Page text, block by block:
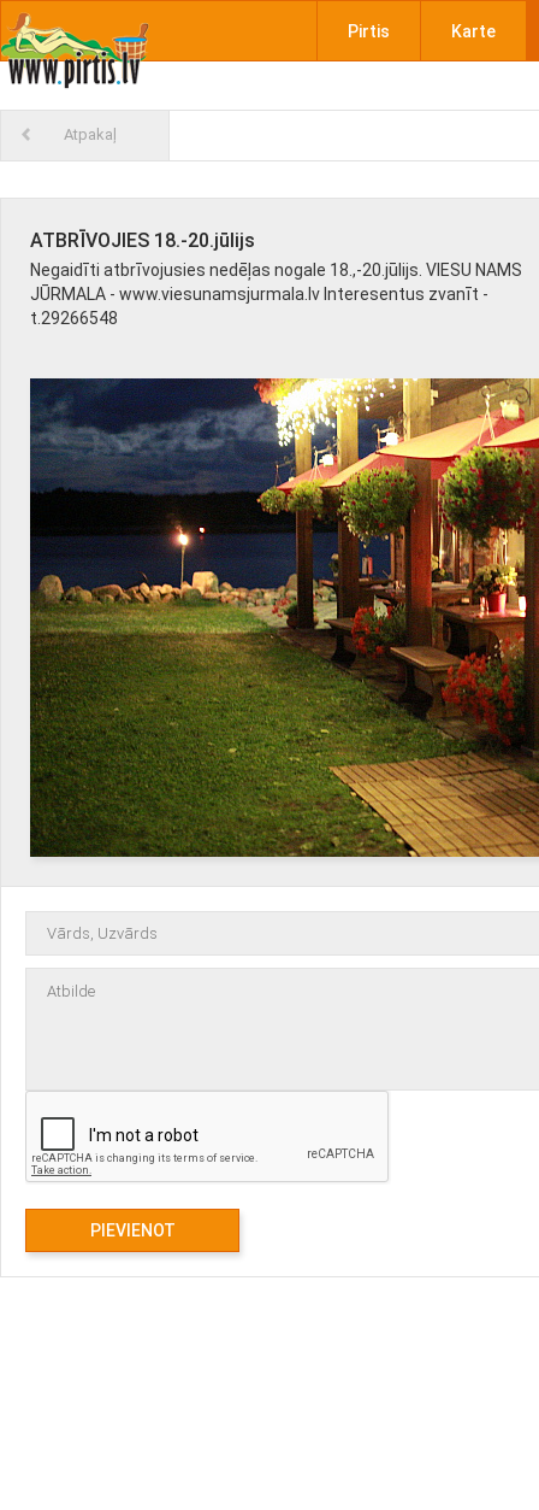
Pirtis Karte
Atpakaļ
ATBRĪVOJIES 18.-20.jūlijs
Negaidīti atbrīvojusies nedēļas nogale 18.,-20.jūlijs. VIESU NAMS
JŪRMALA - www.viesunamsjurmala.lv Interesentus zvanīt -
t.29266548